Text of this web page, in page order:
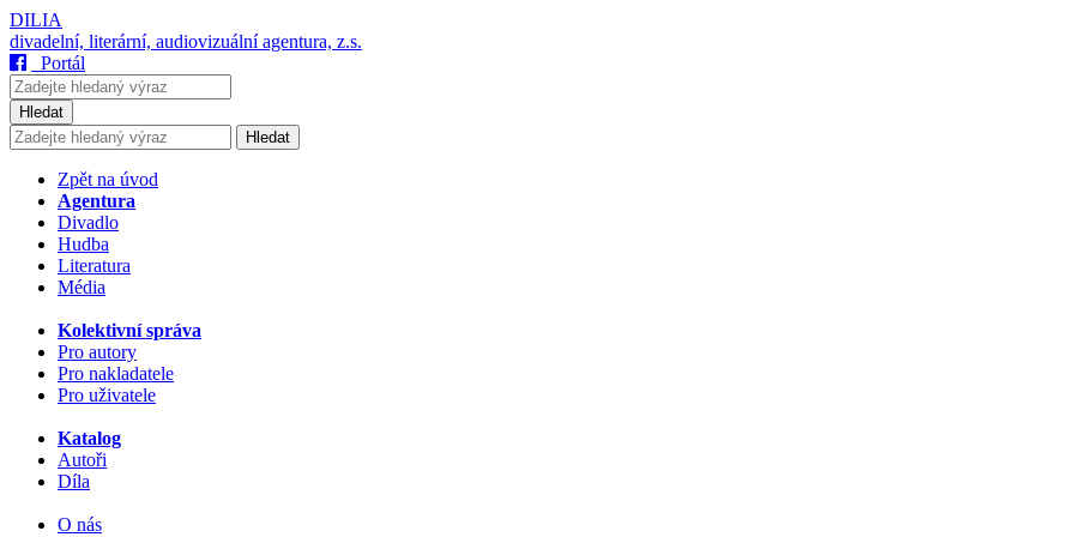
DILIA
divadelní, literární, audiovizuální agentura, z.s.
Portál
Hledat
Hledat
Zpět na úvod
Agentura
Divadlo
Hudba
Literatura
Média
Kolektivní správa
Pro autory
Pro nakladatele
Pro uživatele
Katalog
Autoři
Díla
O nás